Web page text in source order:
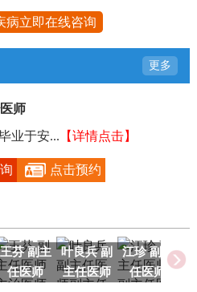
病立即在线咨询
更多
师
业于安... 【详情点击】
点击预约
王芬 副主
任医师
叶良兵 副
主任医师
江珍 副主
任医师